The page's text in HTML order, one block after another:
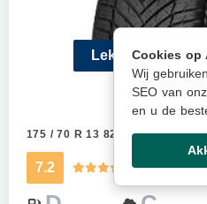
Cookies op
Wij
SEO van
en u de
Lekke band?
TRISTAR
175 / 70 R 13 82T
7.2 Kwaliteitsscore